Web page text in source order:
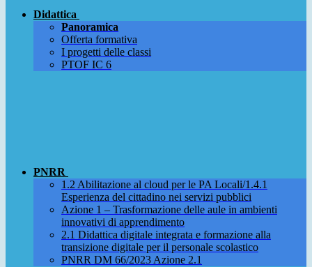
Didattica
Panoramica
Offerta formativa
I progetti delle classi
PTOF IC 6
PNRR
1.2 Abilitazione al cloud per le PA Locali/1.4.1
Esperienza del cittadino nei servizi pubblici
Azione 1 – Trasformazione delle aule in ambienti
innovativi di apprendimento
2.1 Didattica digitale integrata e formazione alla
transizione digitale per il personale scolastico
PNRR DM 66/2023 Azione 2.1